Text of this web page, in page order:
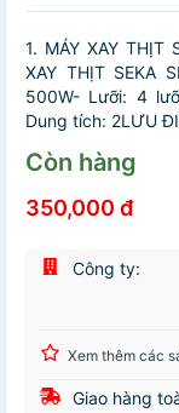
1. MÁY XAY THỊT
XAY THỊT SEKA
500W- Lưỡi: 4
Dung tích: 2LƯU
Còn hàng
350,000 đ
Công ty:
Xem thêm các
Giao hàng